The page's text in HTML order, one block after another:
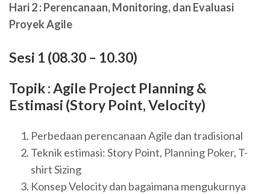
Hari 2 : Perencanaan, Monitoring, dan Evaluasi
Proyek Agile
Sesi 1 (08.30 – 10.30)
Topik : Agile Project Planning &
Estimasi (Story Point, Velocity)
Perbedaan perencanaan Agile dan tradisional
Teknik estimasi: Story Point, Planning Poker, T-
shirt Sizing
Konsep Velocity dan bagaimana mengukurnya